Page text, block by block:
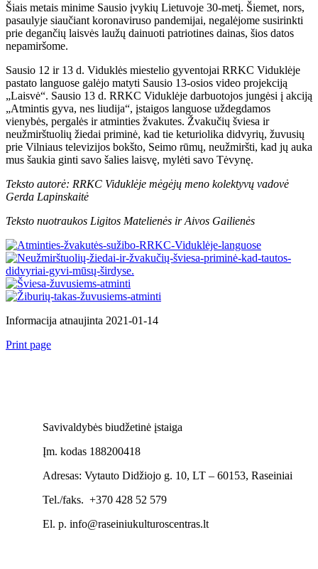
Šiais metais minime Sausio įvykių Lietuvoje 30-metį. Šiemet, nors,
pasaulyje siaučiant koronaviruso pandemijai, negalėjome susirinkti
prie degančių laisvės laužų dainuoti patriotines dainas, šios datos
nepamiršome.
Sausio 12 ir 13 d. Viduklės miestelio gyventojai RRKC Viduklėje
pastato languose galėjo matyti Sausio 13-osios video projekciją
„Laisvė“. Sausio 13 d. RRKC Viduklėje darbuotojos jungėsi į akciją
„Atmintis gyva, nes liudija“, įstaigos languose uždegdamos
vienybės, pergalės ir atminties žvakutes. Žvakučių šviesa ir
neužmirštuolių žiedai priminė, kad tie keturiolika didvyrių, žuvusių
prie Vilniaus televizijos bokšto, Seimo rūmų, neužmiršti, kad jų auka
mus šaukia ginti savo šalies laisvę, mylėti savo Tėvynę.
Teksto autorė: RRKC Viduklėje mėgėjų meno kolektyvų vadovė
Gerda Lapinskaitė
Teksto nuotraukos Ligitos Matelienės ir Aivos Gailienės
Informacija atnaujinta 2021-01-14
Print page
Savivaldybės biudžetinė įstaiga
Įm. kodas 188200418
Adresas: Vytauto Didžiojo g. 10, LT – 60153, Raseiniai
Tel./faks. +370 428 52 579
El. p. info@raseiniukulturoscentras.lt